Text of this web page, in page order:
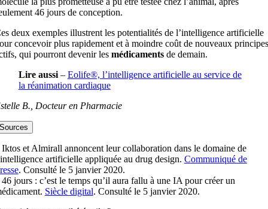
46 jours de conception.
deux exemples illustrent les potentialités de l’intelligence artificielle
concevoir plus rapidement et à moindre coût de nouveaux principes
qui pourront devenir les médicamentsde demain.
Lire aussi– Eolife®, l’intelligence artificielle au service de
la réanimation cardiaque
B., Docteur en Pharmacie
et Almirall annoncent leur collaboration dans le domaine de
artificielle appliquée au drug design. Communiqué de
. Consulté le 5 janvier 2020.
jours : c’est le temps qu’il aura fallu à une IA pour créer un
Siècle digital. Consulté le 5 janvier 2020.